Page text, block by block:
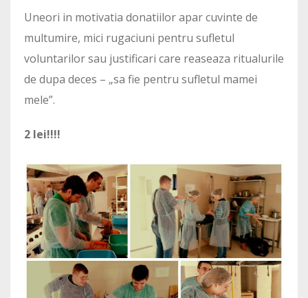
Uneori in motivatia donatiilor apar cuvinte de
multumire, mici rugaciuni pentru sufletul
voluntarilor sau justificari care reaseaza ritualurile
de dupa deces – „sa fie pentru sufletul mamei
mele”.
2 lei!!!!